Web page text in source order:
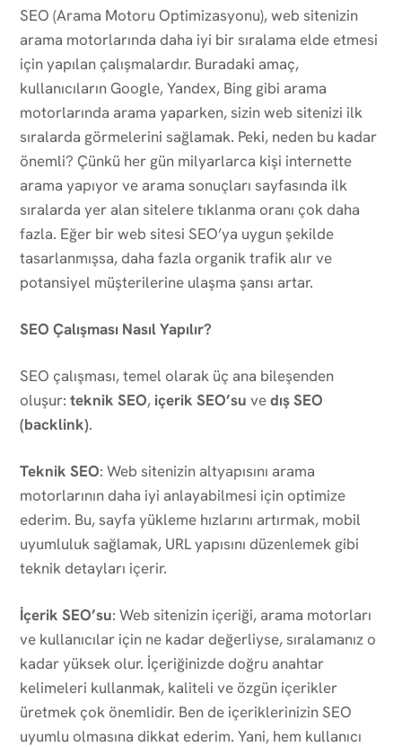
SEO (Arama Motoru Optimizasyonu), web sitenizin
arama motorlarında daha iyi bir sıralama elde etmesi
için yapılan çalışmalardır. Buradaki amaç,
kullanıcıların Google, Yandex, Bing gibi arama
motorlarında arama yaparken, sizin web sitenizi ilk
sıralarda görmelerini sağlamak. Peki, neden bu kadar
önemli? Çünkü her gün milyarlarca kişi internette
arama yapıyor ve arama sonuçları sayfasında ilk
sıralarda yer alan sitelere tıklanma oranı çok daha
fazla. Eğer bir web sitesi SEO’ya uygun şekilde
tasarlanmışsa, daha fazla organik trafik alır ve
potansiyel müşterilerine ulaşma şansı artar.
SEO Çalışması Nasıl Yapılır?
SEO çalışması, temel olarak üç ana bileşenden
oluşur: teknik SEO, içerik SEO’su vedış SEO
(backlink).
Teknik SEO: Web sitenizin altyapısını arama
motorlarının daha iyi anlayabilmesi için optimize
ederim. Bu, sayfa yükleme hızlarını artırmak, mobil
uyumluluk sağlamak, URL yapısını düzenlemek gibi
teknik detayları içerir.
İçerik SEO’su: Web sitenizin içeriği, arama motorları
ve kullanıcılar için ne kadar değerliyse, sıralamanız o
kadar yüksek olur. İçeriğinizde doğru anahtar
kelimeleri kullanmak, kaliteli ve özgün içerikler
üretmek çok önemlidir. Ben de içeriklerinizin SEO
uyumlu olmasına dikkat ederim. Yani, hem kullanıcı